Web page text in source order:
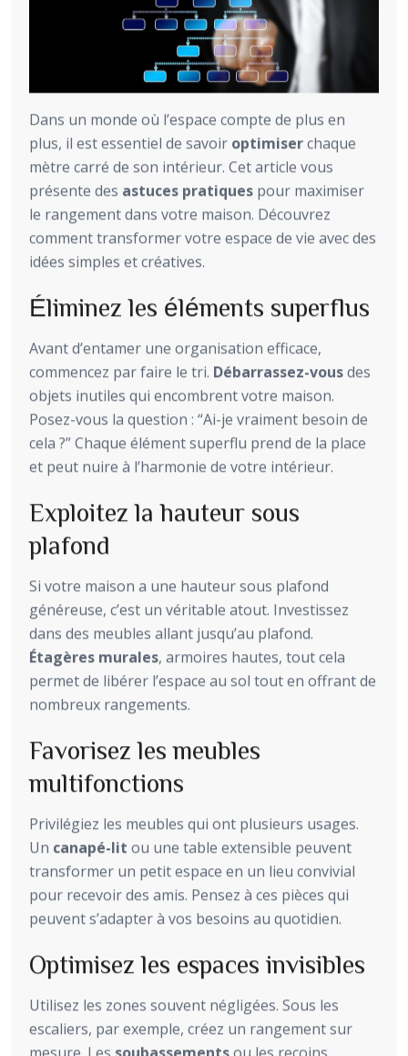
Dans un monde où l’espace compte de plus en
plus, il est essentiel de savoir optimiserchaque
mètre carré de son intérieur. Cet article vous
présente des astuces pratiques pour maximiser
le rangement dans votre maison. Découvrez
comment transformer votre espace de vie avec des
idées simples et créatives.
Éliminez les éléments superflus
Avant d’entamer une organisation efficace,
commencez par faire le tri. Débarrassez-vousdes
objets inutiles qui encombrent votre maison.
Posez-vous la question : “Ai-je vraiment besoin de
cela ?” Chaque élément superflu prend de la place
et peut nuire à l’harmonie de votre intérieur.
Exploitez la hauteur sous
plafond
Si votre maison a une hauteur sous plafond
généreuse, c’est un véritable atout. Investissez
dans des meubles allant jusqu’au plafond.
Étagères murales, armoires hautes, tout cela
permet de libérer l’espace au sol tout en offrant de
nombreux rangements.
Favorisez les meubles
multifonctions
Privilégiez les meubles qui ont plusieurs usages.
Un canapé-lit ou une table extensible peuvent
transformer un petit espace en un lieu convivial
pour recevoir des amis. Pensez à ces pièces qui
peuvent s’adapter à vos besoins au quotidien.
Optimisez les espaces invisibles
Utilisez les zones souvent négligées. Sous les
escaliers, par exemple, créez un rangement sur